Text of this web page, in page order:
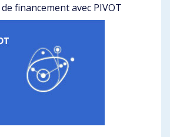
financement avec PIVOT